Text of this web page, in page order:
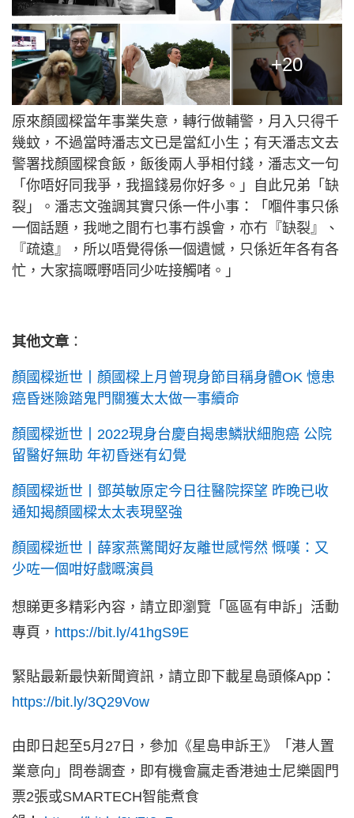
+20
原來顏國樑當年事業失意，轉行做輔警，月入只得千
幾蚊，不過當時潘志文已是當紅小生；有天潘志文去
警署找顏國樑食飯，飯後兩人爭相付錢，潘志文一句
「你唔好同我爭，我搵錢易你好多。」自此兄弟「缺
裂」。潘志文強調其實只係一件小事：「嗰件事只係
一個話題，我哋之間冇乜事冇誤會，亦冇『缺裂』、
『疏遠』，所以唔覺得係一個遺憾，只係近年各有各
忙，大家搞嘅嘢唔同少咗接觸啫。」
其他文章 ：
顏國樑逝世丨顏國樑上月曾現身節目稱身體OK 憶患
癌昏迷險踏鬼門關獲太太做一事續命
顏國樑逝世丨2022現身台慶自揭患鱗狀細胞癌 公院
留醫好無助 年初昏迷有幻覺
顏國樑逝世丨鄧英敏原定今日往醫院探望 昨晚已收
通知揭顏國樑太太表現堅強
顏國樑逝世丨薛家燕驚聞好友離世感愕然 慨嘆：又
少咗一個咁好戲嘅演員
想睇更多精彩內容，請立即瀏覽「區區有申訴」活動
專頁， https://bit.ly/41hgS9E
緊貼最新最快新聞資訊，請立即下載星島頭條App：
https://bit.ly/3Q29Vow
由即日起至5月27日，參加《星島申訴王》「港人置
業意向」問卷調查，即有機會贏走香港迪士尼樂園門
票2張或SMARTECH智能煮食